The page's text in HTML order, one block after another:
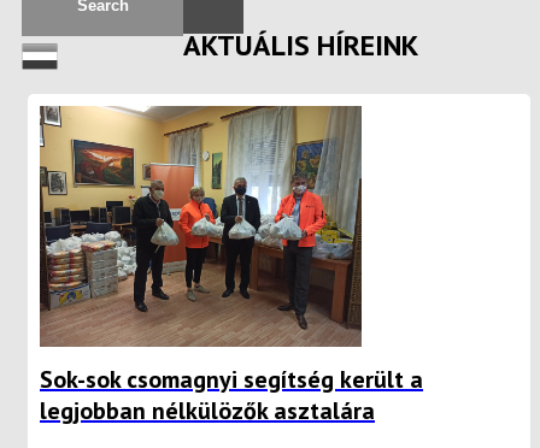
AKTUÁLIS HÍREINK
Sok-sok csomagnyi segítség került a
legjobban nélkülözők asztalára